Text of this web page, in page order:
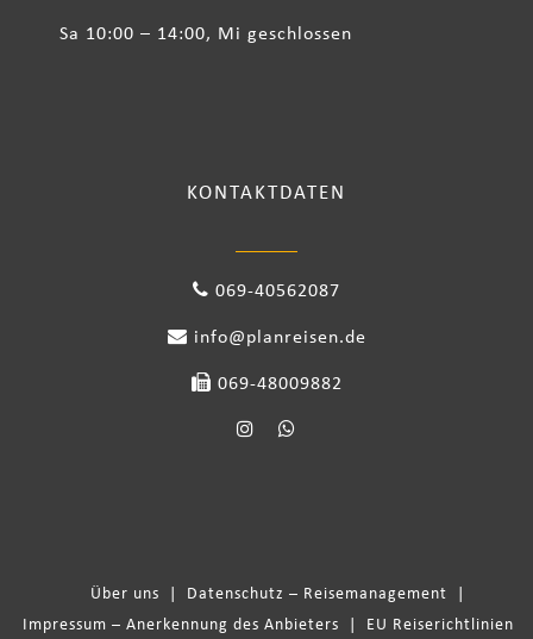
Sa 10:00 – 14:00, Mi geschlossen
KONTAKTDATEN
069-40562087
info@planreisen.de
069-48009882
Über uns Datenschutz – Reisemanagement
Impressum – Anerkennung des Anbieters
EU Reiserichtlinien